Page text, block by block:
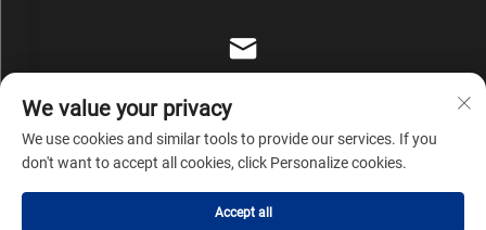
Copyright © Zhangjiagang Mars Packing Machinery Co., Ltd
Wszelkie prawa zastrzeżone Polityka prywatności
We value your privacy
We use cookies and similar tools to provide our services. If you
don't want to accept all cookies, click Personalize cookies.
Accept all